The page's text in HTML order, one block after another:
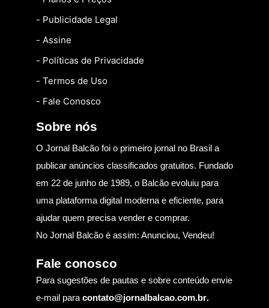
- Publicidade Legal
- Assine
- Políticas de Privacidade
- Termos de Uso
- Fale Conosco
Sobre nós
O Jornal Balcão foi o primeiro jornal no Brasil a
publicar anúncios classificados gratuitos. Fundado
em 22 de junho de 1989, o Balcão evoluiu para
uma plataforma digital moderna e eficiente, para
ajudar quem precisa vender e comprar.
No Jornal Balcão é assim: Anunciou, Vendeu!
Fale conosco
Para sugestões de pautas e sobre conteúdo envie
e-mail para contato@jornalbalcao.com.br.